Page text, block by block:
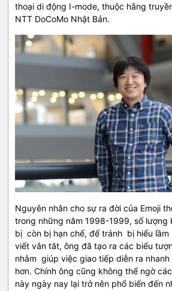
thoại di động I-mode, thuộc hãng
NTT DoCoMo Nhật Bản.
Nguyên nhân cho sự ra đời của Emoji
trong những năm 1998-1999, số lượng
bị còn bị hạn chế, để tránh bị hiểu lầm
viết vắn tăt, ông đã tạo ra các biểu
nhằm giúp việc giao tiếp diễn ra
hơn. Chính ông cũng không thể ngờ
này ngày nay lại trở nên phổ biến đến